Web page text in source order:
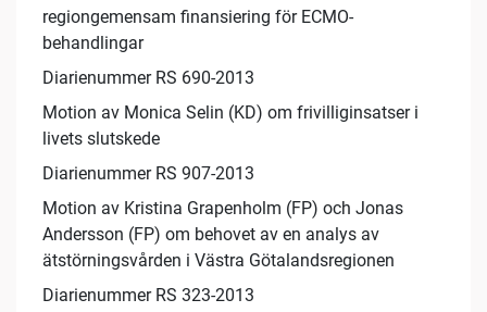
regiongemensam finansiering för ECMO-
behandlingar
Diarienummer RS 690-2013
Motion av Monica Selin (KD) om frivilliginsatser i
livets slutskede
Diarienummer RS 907-2013
Motion av Kristina Grapenholm (FP) och Jonas
Andersson (FP) om behovet av en analys av
ätstörningsvården i Västra Götalandsregionen
Diarienummer RS 323-2013